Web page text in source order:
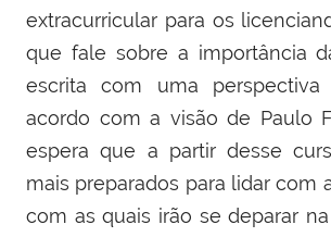
extracurricular para os
que fale sobre a importância
escrita com uma perspectiva
acordo com a visão de Paulo
espera que a partir desse
mais preparados para lidar com
com as quais irão se deparar na